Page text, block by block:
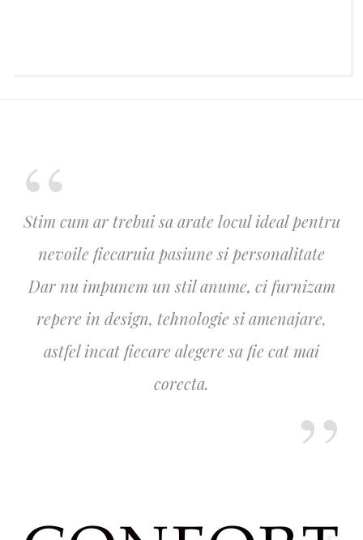
Stim cum ar trebui sa arate locul ideal pentru
nevoile fiecaruia pasiune si personalitate
Dar nu impunem un stil anume, ci furnizam
repere in design, tehnologie si amenajare,
astfel incat fiecare alegere sa fie cat mai
corecta.